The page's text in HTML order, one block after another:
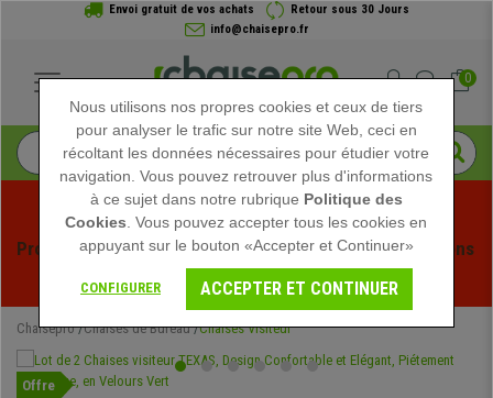
Envoi gratuit de vos achats
Retour sous 30 Jours
info@chaisepro.fr
0
Profitez des soldes d'été chez Chaisepro ! Des réductions
exclusives pour une durée limitée - Voir l'offre
Chaisepro Chaises de Bureau Chaises Visiteur
Offre
Nous utilisons nos propres cookies et ceux de tiers
pour analyser le trafic sur notre site Web, ceci en
récoltant les données nécessaires pour étudier votre
navigation. Vous pouvez retrouver plus d'informations
à ce sujet dans notre rubrique Politique des
Cookies . Vous pouvez accepter tous les cookies en
appuyant sur le bouton «Accepter et Continuer»
CONFIGURER ACCEPTER ET CONTINUER